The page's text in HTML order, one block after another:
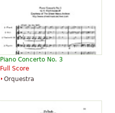
Piano Concerto No. 3
Full Score
Orquestra